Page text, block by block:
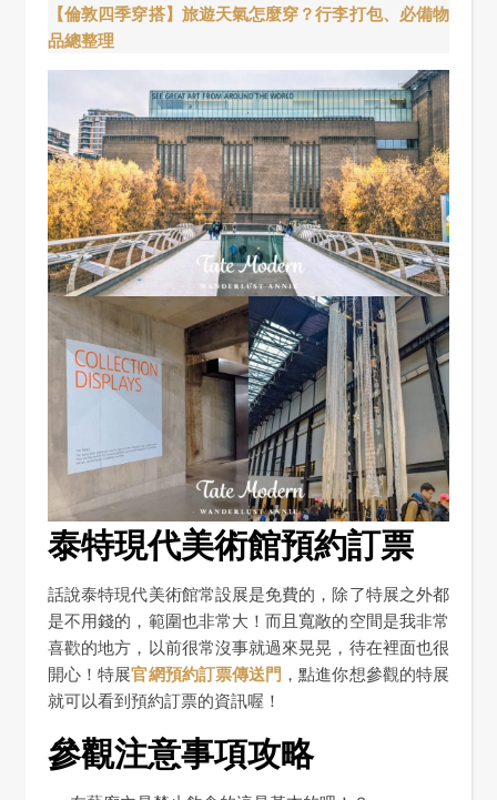
【倫敦四季穿搭】旅遊天氣怎麼穿？行李打包、必備物
品總整理
泰特現代美術館預約訂票
話說泰特現代美術館常設展是免費的，除了特展之外都
是不用錢的，範圍也非常大！而且寬敞的空間是我非常
喜歡的地方，以前很常沒事就過來晃晃，待在裡面也很
開心！特展官網預約訂票傳送門 ，點進你想參觀的特展
就可以看到預約訂票的資訊喔！
參觀注意事項攻略